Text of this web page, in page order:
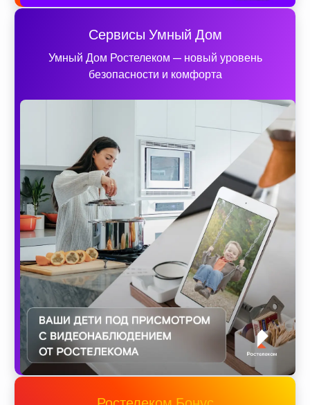
Сервисы Умный Дом
Умный Дом Ростелеком — новый уровень
безопасности и комфорта